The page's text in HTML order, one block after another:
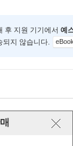
후 지원 기기에서 예
되지 않습니다.